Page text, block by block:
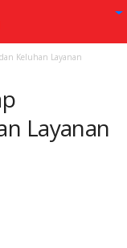
Keluhan Layanan
Layanan